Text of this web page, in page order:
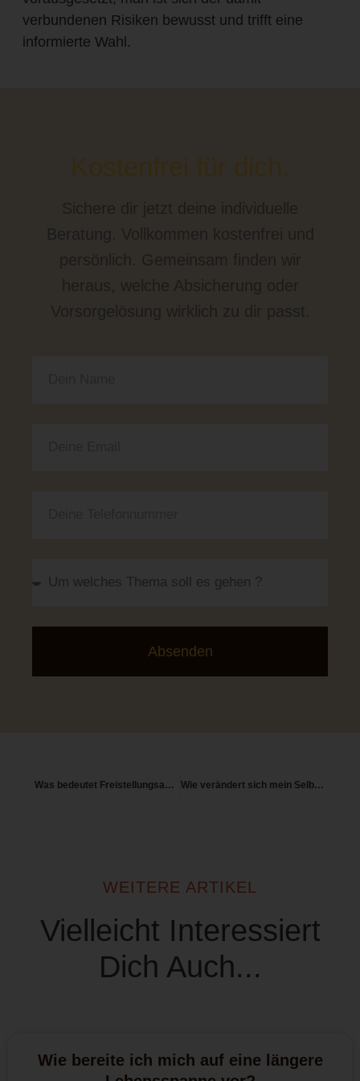
verbundenen Risiken bewusst und trifft eine
informierte Wahl.
Kostenfrei für dich.
Absenden
Was bedeutet Freistellungsauftrag – Schritt für Schritt erklärt Wie verändert sich mein Selbstbild mit zunehmendem Alter?
WEITERE ARTIKEL
Vielleicht Interessiert
Dich Auch...
Wie bereite ich mich auf eine längere